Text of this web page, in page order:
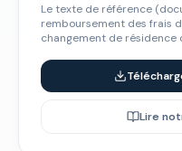
Le texte de référence
remboursement des frais
changement de résidence
Lire